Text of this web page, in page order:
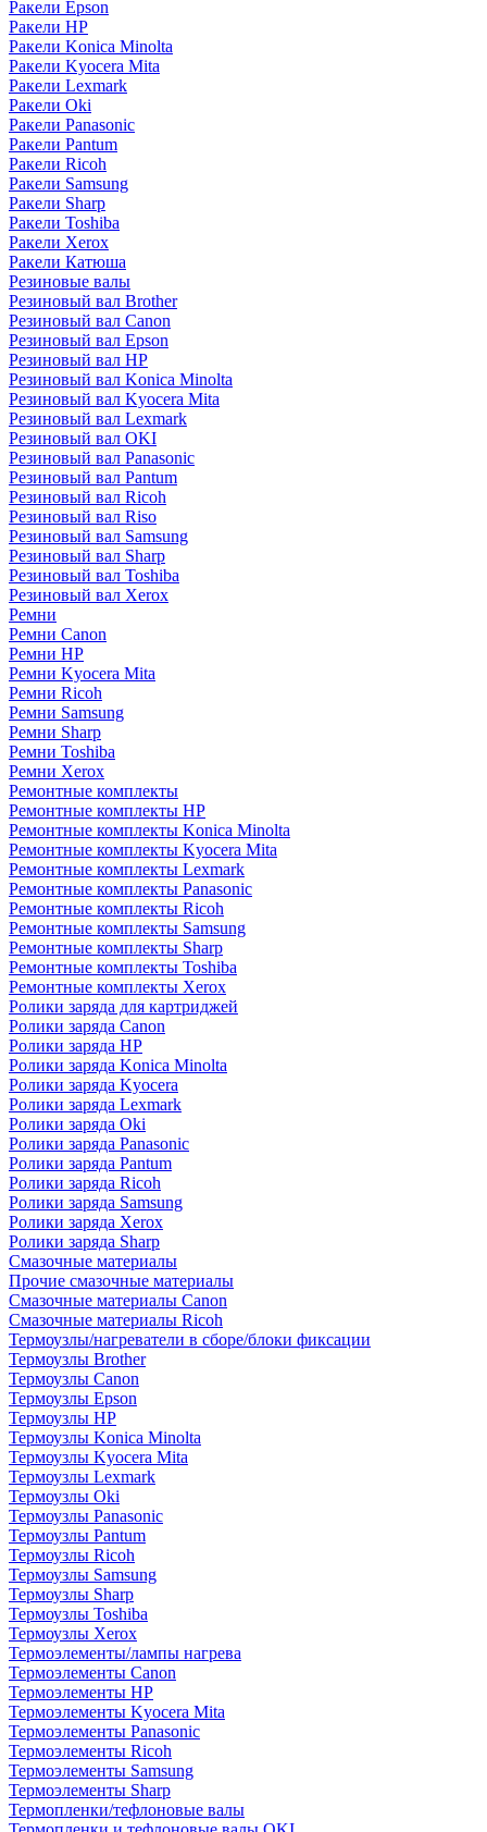
Ракели Epson
Ракели HP
Ракели Konica Minolta
Ракели Kyocera Mita
Ракели Lexmark
Ракели Oki
Ракели Panasonic
Ракели Pantum
Ракели Ricoh
Ракели Samsung
Ракели Sharp
Ракели Toshiba
Ракели Xerox
Ракели Катюша
Резиновые валы
Резиновый вал Brother
Резиновый вал Canon
Резиновый вал Epson
Резиновый вал HP
Резиновый вал Konica Minolta
Резиновый вал Kyocera Mita
Резиновый вал Lexmark
Резиновый вал OKI
Резиновый вал Panasonic
Резиновый вал Pantum
Резиновый вал Ricoh
Резиновый вал Riso
Резиновый вал Samsung
Резиновый вал Sharp
Резиновый вал Toshiba
Резиновый вал Xerox
Ремни
Ремни Canon
Ремни HP
Ремни Kyocera Mita
Ремни Ricoh
Ремни Samsung
Ремни Sharp
Ремни Toshiba
Ремни Xerox
Ремонтные комплекты
Ремонтные комплекты HP
Ремонтные комплекты Konica Minolta
Ремонтные комплекты Kyocera Mita
Ремонтные комплекты Lexmark
Ремонтные комплекты Panasonic
Ремонтные комплекты Ricoh
Ремонтные комплекты Samsung
Ремонтные комплекты Sharp
Ремонтные комплекты Toshiba
Ремонтные комплекты Xerox
Ролики заряда для картриджей
Ролики заряда Canon
Ролики заряда HP
Ролики заряда Konica Minolta
Ролики заряда Kyocera
Ролики заряда Lexmark
Ролики заряда Oki
Ролики заряда Panasonic
Ролики заряда Pantum
Ролики заряда Ricoh
Ролики заряда Samsung
Ролики заряда Xerox
Ролики заряда Sharp
Смазочные материалы
Прочие смазочные материалы
Смазочные материалы Canon
Смазочные материалы Ricoh
Термоузлы/нагреватели в сборе/блоки фиксации
Термоузлы Brother
Термоузлы Canon
Термоузлы Epson
Термоузлы HP
Термоузлы Konica Minolta
Термоузлы Kyocera Mita
Термоузлы Lexmark
Термоузлы Oki
Термоузлы Panasonic
Термоузлы Pantum
Термоузлы Ricoh
Термоузлы Samsung
Термоузлы Sharp
Термоузлы Toshiba
Термоузлы Xerox
Термоэлементы/лампы нагрева
Термоэлементы Canon
Термоэлементы HP
Термоэлементы Kyocera Mita
Термоэлементы Panasonic
Термоэлементы Ricoh
Термоэлементы Samsung
Термоэлементы Sharp
Термопленки/тефлоновые валы